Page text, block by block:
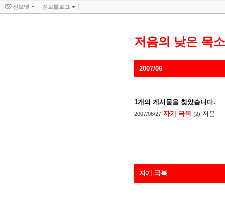
저음의 낮은 목
2007/06
1개의 게시물을 찾았습니다.
2007/06/27 자기 극복 (2) 저음
자기 극복
진보넷 진보블로그